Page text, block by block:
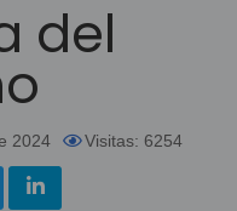
del
2024 Visitas: 6254